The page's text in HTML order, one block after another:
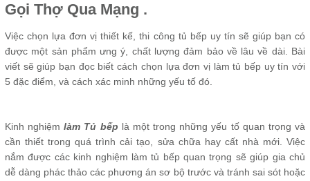
Gọi Thợ Qua Mạng .
Việc chọn lựa đơn vị thiết kế, thi công tủ bếp uy tín sẽ giúp bạn có
được một sản phẩm ưng ý, chất lượng đảm bảo về lâu về dài. Bài
viết sẽ giúp bạn đọc biết cách chọn lựa đơn vị làm tủ bếp uy tín với
5 đặc điểm, và cách xác minh những yếu tố đó.
Kinh nghiệm làm Tủ bếp là một trong những yếu tố quan trọng và
cần thiết trong quá trình cải tạo, sửa chữa hay cất nhà mới. Việc
nắm được các kinh nghiệm làm tủ bếp quan trọng sẽ giúp gia chủ
dễ dàng phác thảo các phương án sơ bộ trước và tránh sai sót hoặc